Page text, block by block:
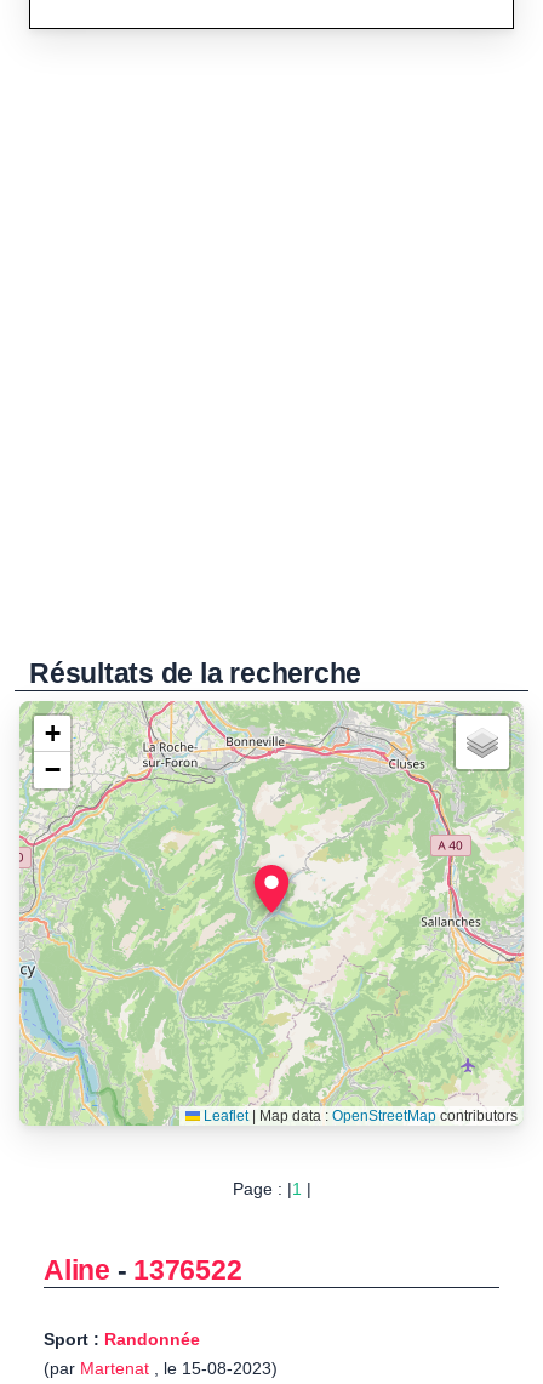
Résultats de la recherche
+
−
Leaflet Map data : OpenStreetMapcontributors
Page : |1|
Aline - 1376522
Sport : Randonnée
(par Martenat , le 15-08-2023)